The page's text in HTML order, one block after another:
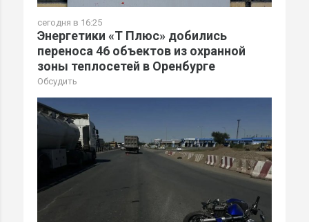
сегодня в 16:25
Энергетики «Т Плюс» добились
переноса 46 объектов из охранной
зоны теплосетей в Оренбурге
Обсудить